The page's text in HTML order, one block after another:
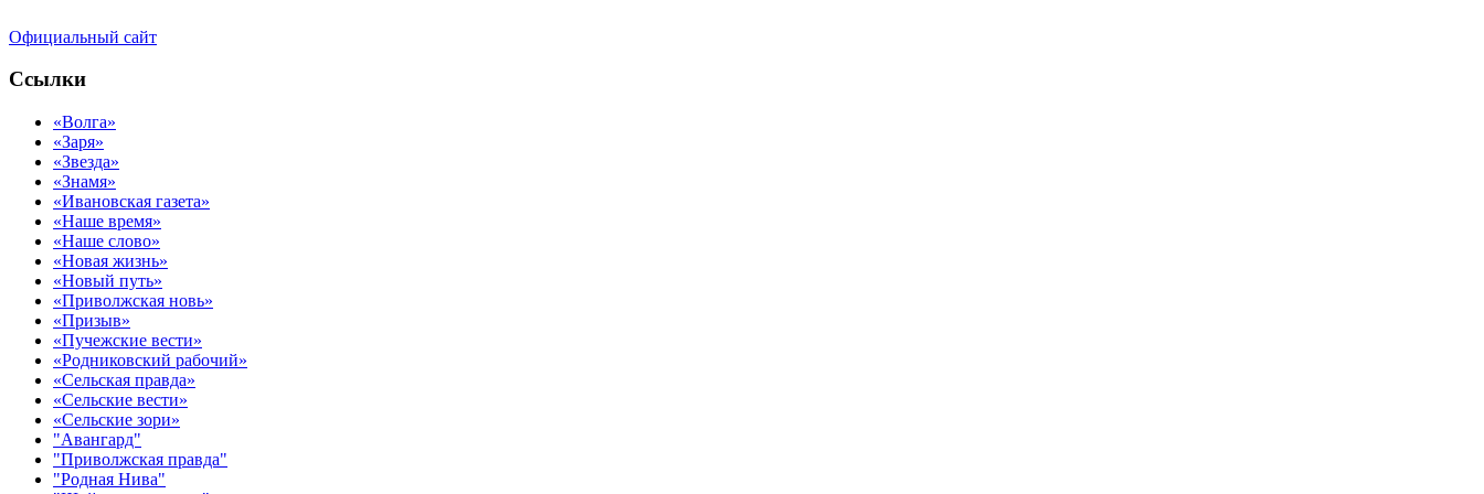
Официальный сайт
Ссылки
«Волга»
«Заря»
«Звезда»
«Знамя»
«Ивановская газета»
«Наше время»
«Наше слово»
«Новая жизнь»
«Новый путь»
«Приволжская новь»
«Призыв»
«Пучежские вести»
«Родниковский рабочий»
«Сельская правда»
«Сельские вести»
«Сельские зори»
"Авангард"
"Приволжская правда"
"Родная Нива"